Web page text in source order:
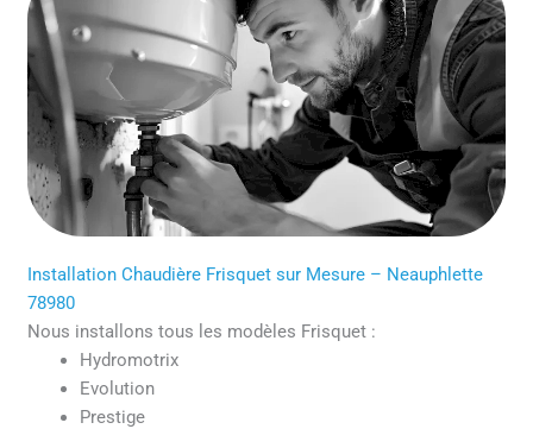
Installation Chaudière Frisquet sur Mesure – Neauphlette
78980
Nous installons tous les modèles Frisquet :
Hydromotrix
Evolution
Prestige